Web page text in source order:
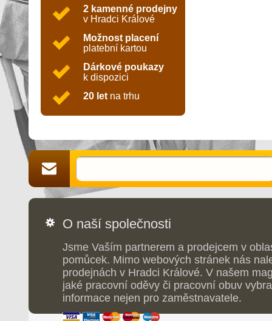
2 kamenné prodejny
v Hradci Králové
Možnost placení
platební kartou
Dárkové poukazy
k dispozici
20 let na trhu
O naší společnosti
Jsme Vaším partnerem a prodejcem v
pomůcek. Mimo webových stránek nás
prodejnách v Hradci Králové. V našem
jaké pracovní oděvy či pracovní obuv
informace nejen pro zaměstnavatele.